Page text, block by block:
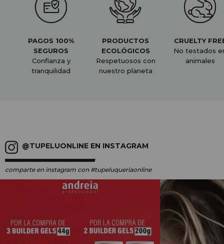
PAGOS 100%
SEGUROS
Confianza y
tranquilidad
PRODUCTOS
ECOLÓGICOS
Respetuosos con
nuestro planeta
CRUELTY
No testados
animales
@TUPELUONLINE EN INSTAGRAM
comparte en instagram con #tupeluqueriaonline